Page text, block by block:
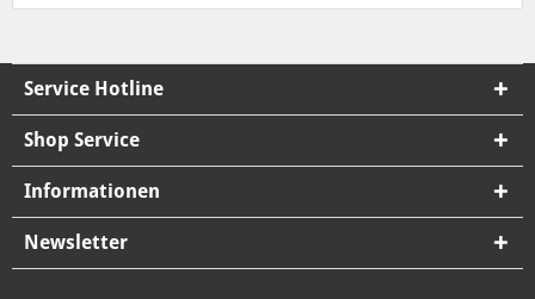
Service Hotline
Shop Service
Informationen
Newsletter